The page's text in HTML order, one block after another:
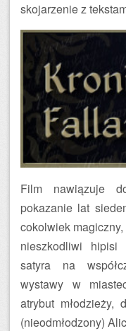
skojarzenie z
Film nawiązuje
pokazanie lat
cokolwiek
nieszkodliwi hipisi
satyra na
wystawy w
atrybut młodzieży,
(nieodmłodzony)